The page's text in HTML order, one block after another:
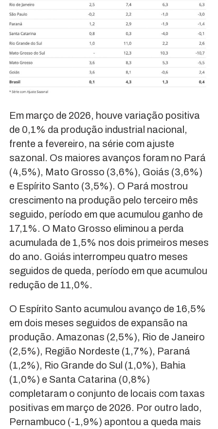
Em março de 2026, houve variação positiva
de 0,1% da produção industrial nacional,
frente a fevereiro, na série com ajuste
sazonal. Os maiores avanços foram no Pará
(4,5%), Mato Grosso (3,6%), Goiás (3,6%)
e Espírito Santo (3,5%). O Pará mostrou
crescimento na produção pelo terceiro mês
seguido, período em que acumulou ganho de
17,1%. O Mato Grosso eliminou a perda
acumulada de 1,5% nos dois primeiros meses
do ano. Goiás interrompeu quatro meses
seguidos de queda, período em que acumulou
redução de 11,0%.
O Espírito Santo acumulou avanço de 16,5%
em dois meses seguidos de expansão na
produção. Amazonas (2,5%), Rio de Janeiro
(2,5%), Região Nordeste (1,7%), Paraná
(1,2%), Rio Grande do Sul (1,0%), Bahia
(1,0%) e Santa Catarina (0,8%)
completaram o conjunto de locais com taxas
positivas em março de 2026. Por outro lado,
Pernambuco (-1,9%) apontou a queda mais